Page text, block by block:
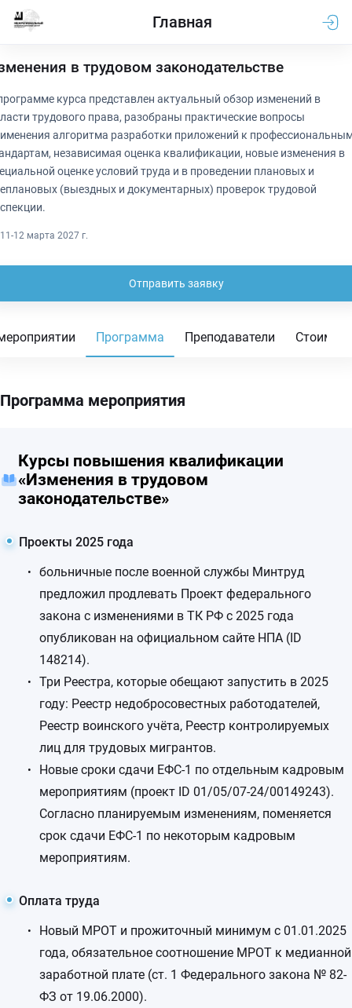
Главная
в трудовом законодательстве
курса представлен актуальный обзор изменений в
трудового права, разобраны практические вопросы
алгоритма разработки приложений к
независимая оценка квалификации, новые изменения в
оценке условий труда и в проведении плановых и
(выездных и документарных) проверок трудовой
11-12 марта 2027 г.
Отправить заявку
Программа Преподаватели
Программа мероприятия
Курсы повышения квалификации
«Изменения в трудовом
законодательстве»
Проекты 2025 года
больничные после военной службы Минтруд
предложил продлевать Проект федерального
закона с изменениями в ТК РФ с 2025 года
опубликован на официальном сайте НПА (ID
148214).
Три Реестра, которые обещают запустить в 2025
году: Реестр недобросовестных работодателей,
Реестр воинского учёта, Реестр контролируемых
лиц для трудовых мигрантов.
Новые сроки сдачи ЕФС-1 по отдельным кадровым
мероприятиям (проект ID 01/05/07-24/00149243).
Согласно планируемым изменениям, поменяется
срок сдачи ЕФС-1 по некоторым кадровым
мероприятиям.
Оплата труда
Новый МРОТ и прожиточный минимум с 01.01.2025
года, обязательное соотношение МРОТ к медианной
заработной плате (ст. 1 Федерального закона № 82-
ФЗ от 19.06.2000).